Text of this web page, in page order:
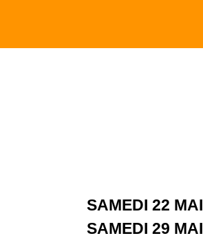
SAMEDI 22 MAI
SAMEDI 29 MAI